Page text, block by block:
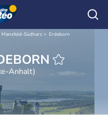
Mansfeld-Südharz Erdeborn
ERDEBORN
Anhalt)